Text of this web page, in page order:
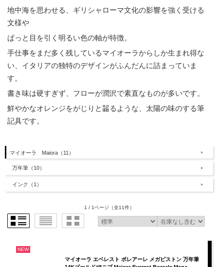
地中海を思わせる、ギリシャローマ文化の影響を強く受ける
文様や
ぱっと目を引く明るい色の軸が特徴。
手仕事をまだ多く残しているマイオーラからしか生まれ得な
い、イタリアの独特のデザインがふんだんに詰まっていま
す。
書き味は硬すぎず、フローが潤沢で素直なものが多いです。
鮮やかなオレンジをがじりと齧るような、太陽の味のする筆
記具です。
マイオーラ Maiora（11）
万年筆（10）
インク（1）
1 / 1ページ （全11件）
NEW
マイオーラ エベレスト ボレアーレ メガピストン 万年筆